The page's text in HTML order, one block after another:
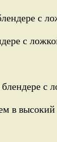
с
с
с
в высокий